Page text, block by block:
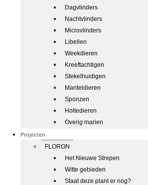
Dagvlinders
Nachtvlinders
Microvlinders
Libellen
Weekdieren
Kreeftachtigen
Stekelhuidigen
Manteldieren
Sponzen
Holtedieren
Overig marien
Projecten
FLORON
Het Nieuwe Strepen
Witte gebieden
Staat deze plant er nog?